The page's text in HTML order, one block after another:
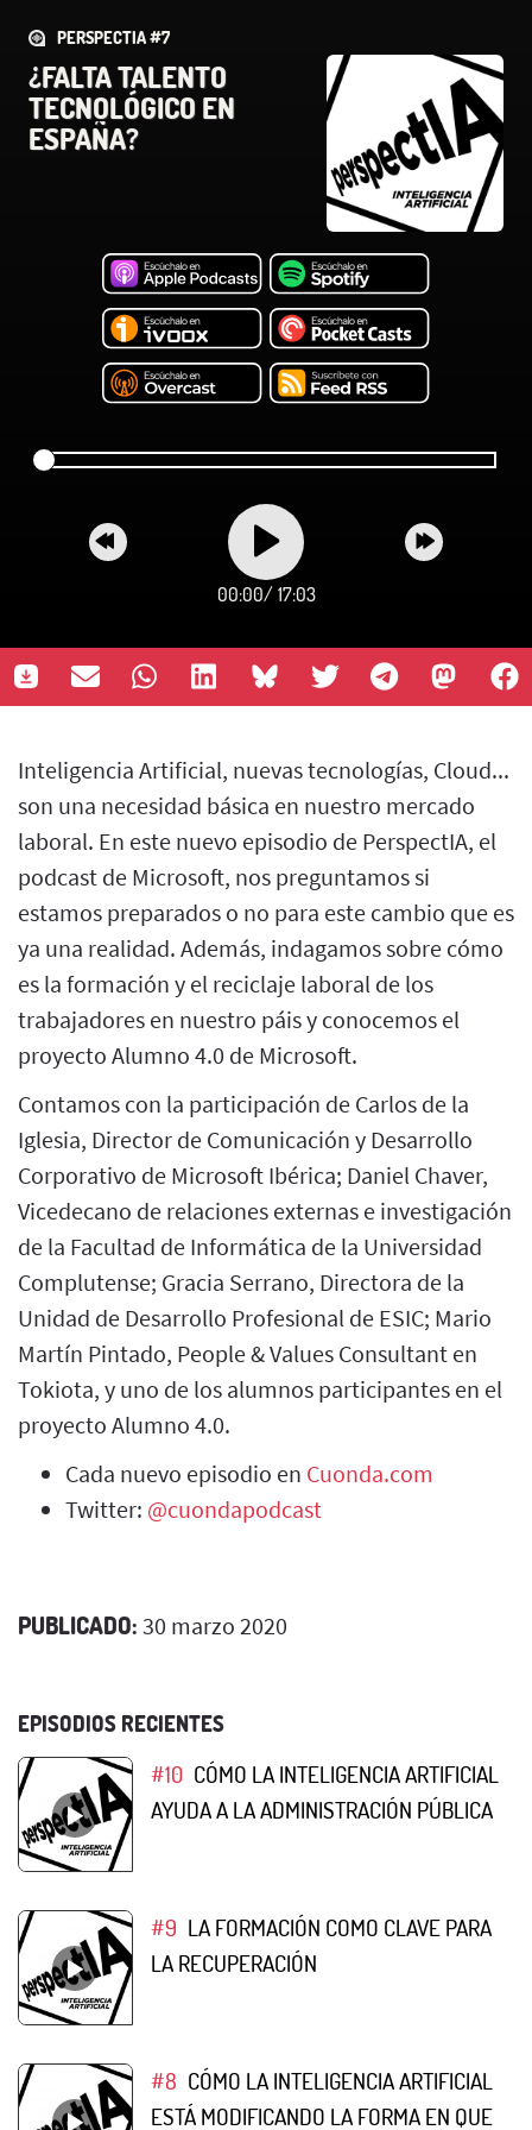
PERSPECTIA #7
¿FALTA TALENTO
TECNOLÓGICO EN
ESPAÑA?
00:00/ 17:03
Inteligencia Artificial, nuevas tecnologías, Cloud...
son una necesidad básica en nuestro mercado
laboral. En este nuevo episodio de PerspectIA, el
podcast de Microsoft, nos preguntamos si
estamos preparados o no para este cambio que es
ya una realidad. Además, indagamos sobre cómo
es la formación y el reciclaje laboral de los
trabajadores en nuestro páis y conocemos el
proyecto Alumno 4.0 de Microsoft.
Contamos con la participación de Carlos de la
Iglesia, Director de Comunicación y Desarrollo
Corporativo de Microsoft Ibérica; Daniel Chaver,
Vicedecano de relaciones externas e investigación
de la Facultad de Informática de la Universidad
Complutense; Gracia Serrano, Directora de la
Unidad de Desarrollo Profesional de ESIC; Mario
Martín Pintado, People & Values Consultant en
Tokiota, y uno de los alumnos participantes en el
proyecto Alumno 4.0.
Cada nuevo episodio en Cuonda.com
Twitter: @cuondapodcast
PUBLICADO: 30 marzo 2020
EPISODIOS RECIENTES
#10 CÓMO LA INTELIGENCIA ARTIFICIAL
AYUDA A LA ADMINISTRACIÓN PÚBLICA
#9 LA FORMACIÓN COMO CLAVE PARA
LA RECUPERACIÓN
#8 CÓMO LA INTELIGENCIA ARTIFICIAL
ESTÁ MODIFICANDO LA FORMA EN QUE